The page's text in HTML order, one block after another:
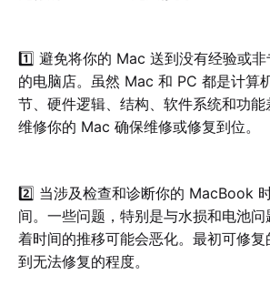
1️⃣ 避免将你的 Mac 送到没有经验或
的电脑店。虽然 Mac 和 PC 都是计算
节、硬件逻辑、结构、软件系统和功能
维修你的 Mac 确保维修或修复到位。
2️⃣ 当涉及检查和诊断你的 MacBook
间。一些问题，特别是与水损和电池
着时间的推移可能会恶化。最初可修
到无法修复的程度。